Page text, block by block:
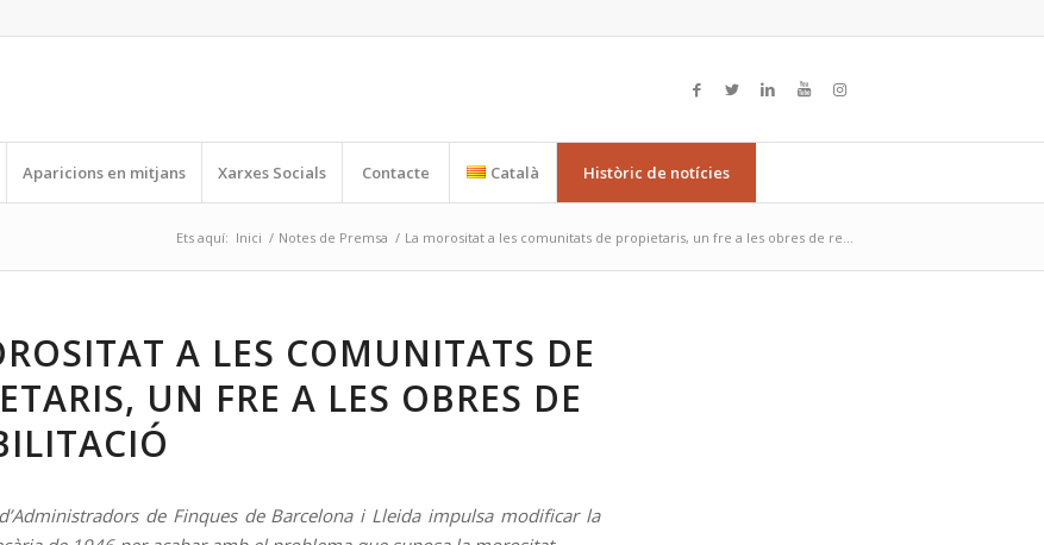
Aparicions en mitjans Xarxes Socials Contacte Català Històric de notícies
Ets aquí: Inici / Notes de Premsa / La morositat a les comunitats de propietaris, un fre a les obres de re...
A LES COMUNITATS DE
UN FRE A LES OBRES DE
d’Administradors de Finques de Barcelona i Lleida impulsa modificar la